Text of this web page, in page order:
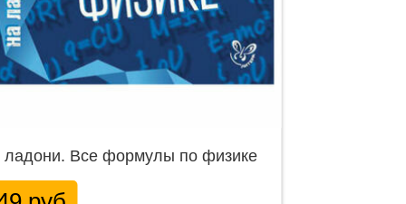
ладони. Все формулы по физике